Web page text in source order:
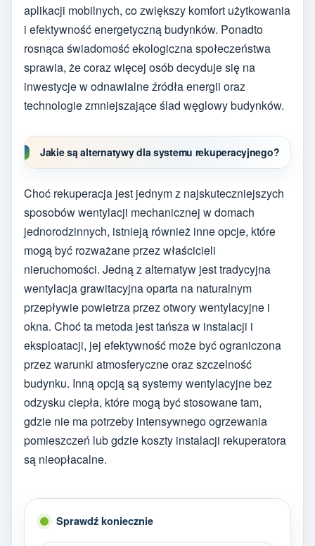
aplikacji mobilnych, co zwiększy komfort użytkowania
i efektywność energetyczną budynków. Ponadto
rosnąca świadomość ekologiczna społeczeństwa
sprawia, że coraz więcej osób decyduje się na
inwestycje w odnawialne źródła energii oraz
technologie zmniejszające ślad węglowy budynków.
Jakie są alternatywy dla systemu rekuperacyjnego?
Choć rekuperacja jest jednym z najskuteczniejszych
sposobów wentylacji mechanicznej w domach
jednorodzinnych, istnieją również inne opcje, które
mogą być rozważane przez właścicieli
nieruchomości. Jedną z alternatyw jest tradycyjna
wentylacja grawitacyjna oparta na naturalnym
przepływie powietrza przez otwory wentylacyjne i
okna. Choć ta metoda jest tańsza w instalacji i
eksploatacji, jej efektywność może być ograniczona
przez warunki atmosferyczne oraz szczelność
budynku. Inną opcją są systemy wentylacyjne bez
odzysku ciepła, które mogą być stosowane tam,
gdzie nie ma potrzeby intensywnego ogrzewania
pomieszczeń lub gdzie koszty instalacji rekuperatora
są nieopłacalne.
Sprawdź koniecznie